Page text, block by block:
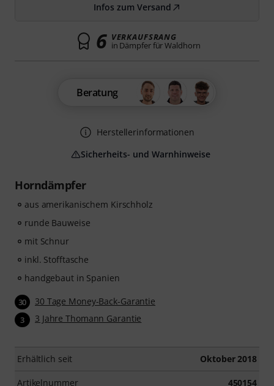
Horndämpfer
aus amerikanischem Kirschholz
runde Bauweise
mit Schnur
inkl. Stofftasche
handgebaut in Spanien
30 30 Tage Money-Back-Garantie
3 3 Jahre Thomann Garantie
Erhältlich seit Oktober 2018
Artikelnummer 450154
Infos zum Versand
6 VERKAUFSRANG
in Dämpfer für Waldhorn
Beratung
Herstellerinformationen
Sicherheits- und Warnhinweise